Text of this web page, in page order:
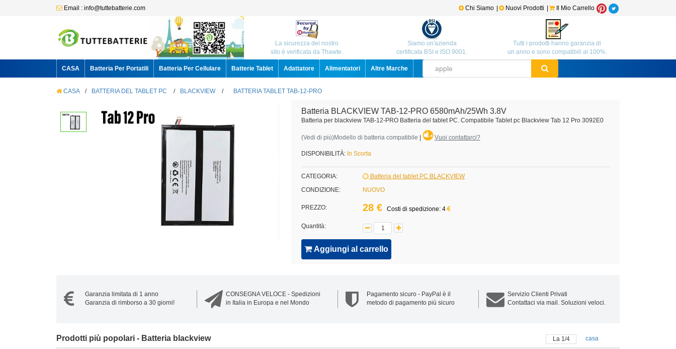
Email : info@tuttebatterie.com Il Mio Carrello
Nuovi Prodotti
Chi Siamo
La sicurezza del nostro
sito è verificata da Thawte.
Siamo un'azienda
certificata BSI e ISO 9001.
Tutti i prodotti hanno garanzia di
un anno e sono compatibili al 100%.
CASA Batteria Per Portatili Batteria Per Cellulare Batterie Tablet Adattatore Alimentatori Altre Marche
CASA / BATTERIA DEL TABLET PC / BLACKVIEW / BATTERIA TABLET TAB-12-PRO
Batteria BLACKVIEW TAB-12-PRO 6580mAh/25Wh 3.8V
Batteria per blackview TAB-12-PRO Batteria del tablet PC. Compatibile Tablet pc Blackview Tab 12 Pro 3092E0
(Vedi di più)Modello di batteria compatibile Vuoi contattarci?
DISPONIBILITÀ: In Scorta
CATEGORIA:
Batteria del tablet PC BLACKVIEW
CONDIZIONE:
NUOVO
PREZZO: 28 € Costi di spedizione: 4
Quantità:
Aggiungi al carrello
Garanzia limitata di 1 anno
Garanzia di rimborso a 30 giorni!
CONSEGNA VELOCE - Spedizioni
in Italia in Europa e nel Mondo
Pagamento sicuro - PayPal è il
metodo di pagamento più sicuro
Servizio Clienti Privati
Contattaci via mail. Soluzioni veloci.
Prodotti più popolari - Batteria blackview La 1/4 casa